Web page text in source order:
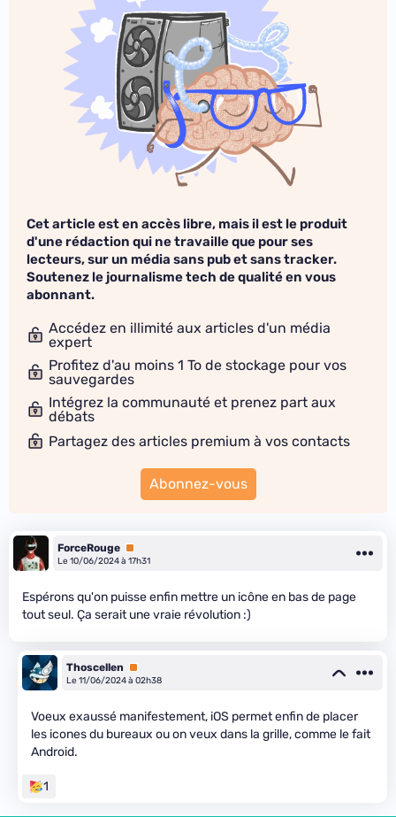
Cet article est en accès libre, mais il est le produit
d'une rédaction qui ne travaille que pour ses
lecteurs, sur un média sans pub et sans tracker.
Soutenez le journalisme tech de qualité en vous
abonnant.
Accédez en illimité aux articles d'un média
expert
Profitez d'au moins 1 To de stockage pour vos
sauvegardes
Intégrez la communauté et prenez part aux
débats
Partagez des articles premium à vos contacts
Abonnez-vous
ForceRouge Premium
Le 10/06/2024 à 17h31
Espérons qu'on puisse enfin mettre un icône en bas de page
tout seul. Ça serait une vraie révolution :)
Thoscellen
Premium
Le 11/06/2024 à 02h38
Voeux exaussé manifestement, iOS permet enfin de placer
les icones du bureaux ou on veux dans la grille, comme le fait
Android.
1